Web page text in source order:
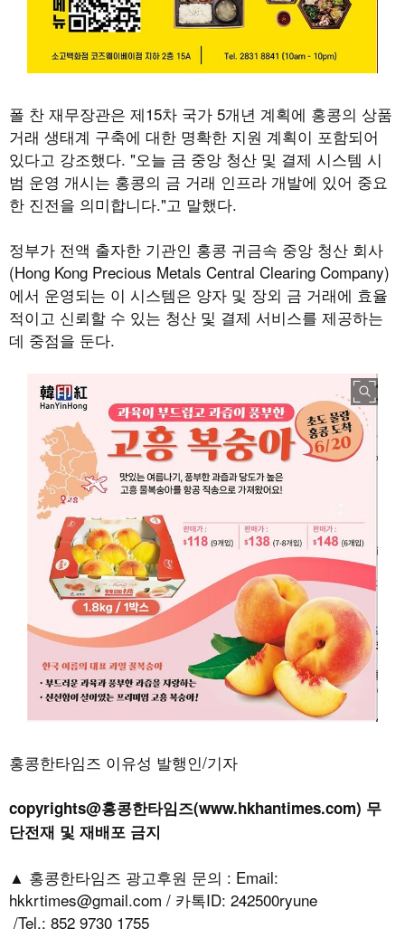
폴 찬 재무장관은 제15차 국가 5개년 계획에 홍콩의 상품
거래 생태계 구축에 대한 명확한 지원 계획이 포함되어
있다고 강조했다. "오늘 금 중앙 청산 및 결제 시스템 시
범 운영 개시는 홍콩의 금 거래 인프라 개발에 있어 중요
한 진전을 의미합니다."고 말했다.
정부가 전액 출자한 기관인 홍콩 귀금속 중앙 청산 회사
(Hong Kong Precious Metals Central Clearing Company)
에서 운영되는 이 시스템은 양자 및 장외 금 거래에 효율
적이고 신뢰할 수 있는 청산 및 결제 서비스를 제공하는
데 중점을 둔다.
홍콩한타임즈 이유성 발행인/기자
copyrights@홍콩한타임즈(www.hkhantimes.com) 무
단전재 및 재배포 금지
▲ 홍콩한타임즈 광고후원 문의 : Email:
hkkrtimes@gmail.com / 카톡ID: 242500ryune
/Tel.: 852 9730 1755